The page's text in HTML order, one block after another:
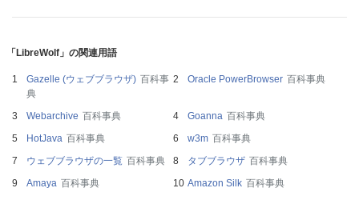
「LibreWolf」の関連用語
Gazelle (ウェブブラウザ) 百科事
典
Oracle PowerBrowser 百科事典
Webarchive 百科事典 Goanna 百科事典
HotJava 百科事典 w3m 百科事典
ウェブブラウザの一覧 百科事典 タブブラウザ 百科事典
Amaya 百科事典 Amazon Silk 百科事典